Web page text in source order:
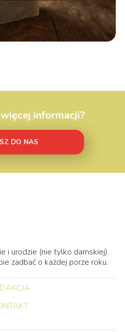
informacji?
DO NAS
i urodzie (nie tylko damskiej).
zadbać o każdej porze roku.